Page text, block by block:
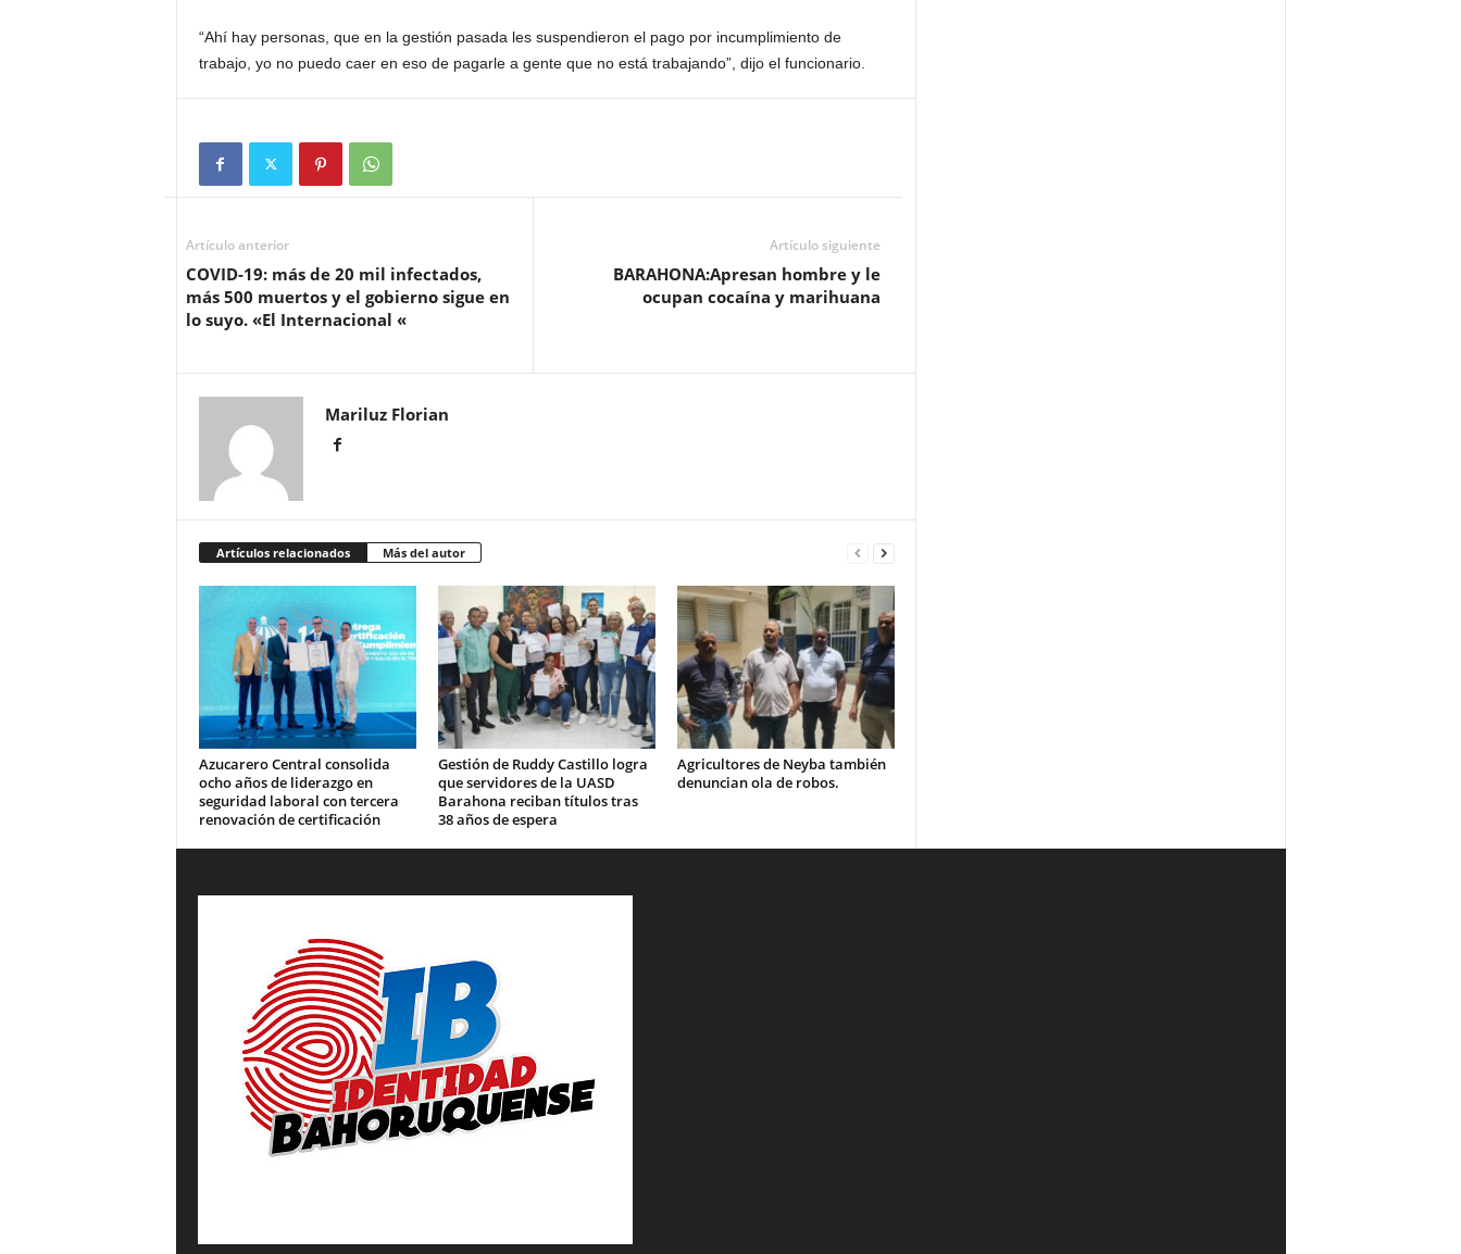
“Ahí hay personas, que en la gestión pasada les suspendieron el pago por incumplimiento de
trabajo, yo no puedo caer en eso de pagarle a gente que no está trabajando”, dijo el funcionario.
Artículo anterior
COVID-19: más de 20 mil infectados,
más 500 muertos y el gobierno sigue en
lo suyo. «El Internacional «
Artículo siguiente
BARAHONA:Apresan hombre y le
ocupan cocaína y marihuana
Mariluz Florian
Artículos relacionados Más del autor
Azucarero Central consolida
ocho años de liderazgo en
seguridad laboral con tercera
renovación de certificación
Gestión de Ruddy Castillo logra
que servidores de la UASD
Barahona reciban títulos tras
38 años de espera
Agricultores de Neyba también
denuncian ola de robos.